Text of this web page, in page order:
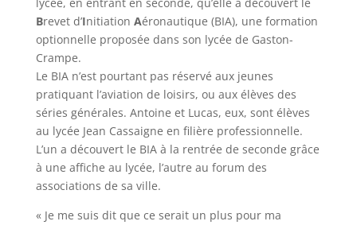
Brevet d’Initiation Aéronautique (BIA), une formation
optionnelle proposée dans son lycée de Gaston-
Crampe.
Le BIA n’est pourtant pas réservé aux jeunes
pratiquant l’aviation de loisirs, ou aux élèves des
séries générales. Antoine et Lucas, eux, sont élèves
au lycée Jean Cassaigne en filière professionnelle.
L’un a découvert le BIA à la rentrée de seconde grâce
à une affiche au lycée, l’autre au forum des
associations de sa ville.
« Je me suis dit que ce serait un plus pour ma